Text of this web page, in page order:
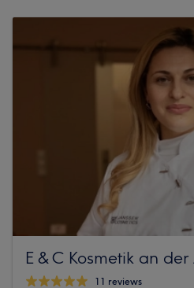
E & C Kosmetik an
11 reviews